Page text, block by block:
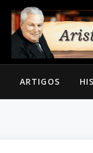
ARTIGOS